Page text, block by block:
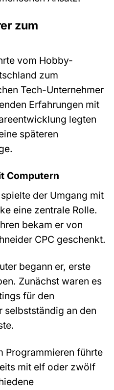
zum
vom Hobby-
zum
Tech-Unternehmer
Erfahrungen mit
legten
späteren
Computern
der Umgang mit
eine zentrale Rolle.
bekam er von
CPC geschenkt.
begann er, erste
Zunächst waren es
für den
selbstständig an den
Programmieren führte
mit elf oder zwölf